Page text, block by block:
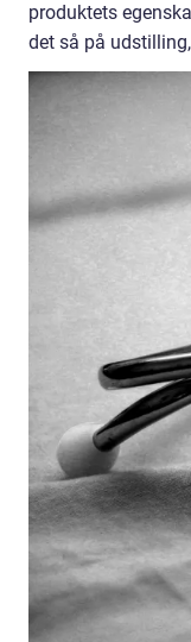
produktets
det så på